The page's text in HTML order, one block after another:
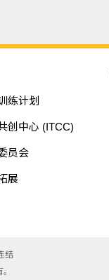
练计划
创中心 (ITCC)
员会
展
结